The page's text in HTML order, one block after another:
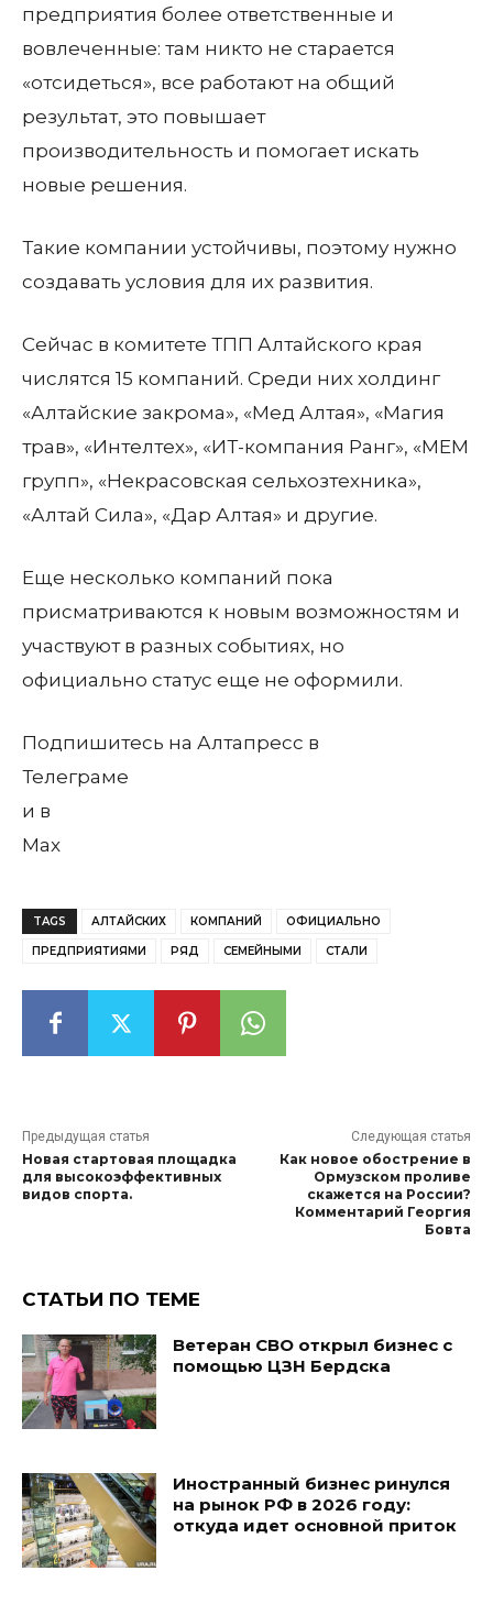
предприятия более ответственные и
вовлеченные: там никто не старается
«отсидеться», все работают на общий
результат, это повышает
производительность и помогает искать
новые решения.
Такие компании устойчивы, поэтому нужно
создавать условия для их развития.
Сейчас в комитете ТПП Алтайского края
числятся 15 компаний. Среди них холдинг
«Алтайские закрома», «Мед Алтая», «Магия
трав», «Интелтех», «ИТ-компания Ранг», «МЕМ
групп», «Некрасовская сельхозтехника»,
«Алтай Сила», «Дар Алтая» и другие.
Еще несколько компаний пока
присматриваются к новым возможностям и
участвуют в разных событиях, но
официально статус еще не оформили.
Подпишитесь на Алтапресс в
Телеграме
и в
Max
TAGS АЛТАЙСКИХ КОМПАНИЙ ОФИЦИАЛЬНО
ПРЕДПРИЯТИЯМИ РЯД СЕМЕЙНЫМИ СТАЛИ
Предыдущая статья
Новая стартовая площадка
для высокоэффективных
видов спорта.
Следующая статья
Как новое обострение в
Ормузском проливе
скажется на России?
Комментарий Георгия
Бовта
СТАТЬИ ПО ТЕМЕ
Ветеран СВО открыл бизнес с
помощью ЦЗН Бердска
Иностранный бизнес ринулся
на рынок РФ в 2026 году:
откуда идет основной приток